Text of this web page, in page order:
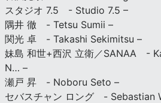
スタジオ 7.5 - Studio 7.5 –
隅井 徹 - Tetsu Sumii –
関光 卓 - Takashi Sekimitsu –
妹島 和世+西沢 立衛／SANAA -
N… –
瀬戸 昇 - Noboru Seto –
セバスチャン ロング - Sebastian